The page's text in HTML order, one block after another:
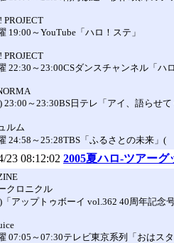
PROJECT
19:00～YouTube「ハロ！ステ」
PROJECT
22:30～23:00CSダンスチャンネル「ハ
23:00～23:30BS日テレ「アイ、語らせ
ルム
24:58～25:28TBS「ふるさとの未来」(
23 08:12:02 2005夏ハロ-ツアーグ
クロニクル
「アップトゥボーイ vol.362 40周年記念
07:05～07:30テレビ東京系列「おはス